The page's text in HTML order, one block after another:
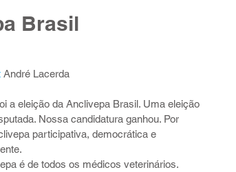
Brasil
André Lacerda
a eleição da Anclivepa Brasil. Uma eleição
Nossa candidatura ganhou. Por
participativa, democrática e
é de todos os médicos veterinários.